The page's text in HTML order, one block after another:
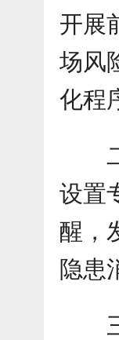
开展
场风
化程
设置
醒，
隐患